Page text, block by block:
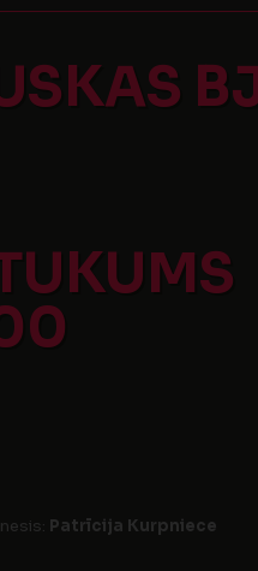
Patrīcija Kurpniece